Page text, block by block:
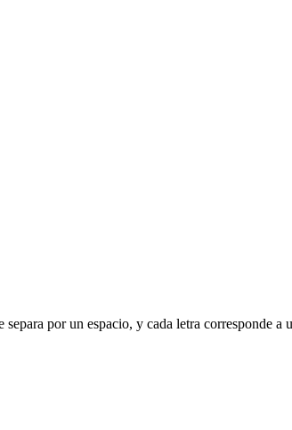
por un espacio, y cada letra corresponde a